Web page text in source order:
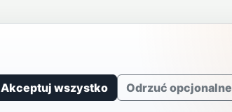
Akceptuj wszystko Odrzuć opcjonalne